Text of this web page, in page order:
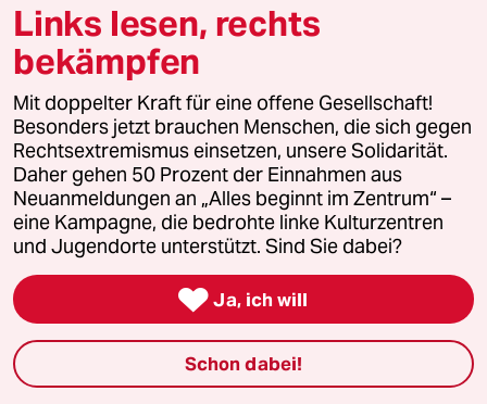
N Niemals
"Fliegen hat keine Zukunft. Trotzdem wäre es
falsch, den Passagieren ein schlechtes
Gewissen einzureden und Flugscham zu
verbreiten. Denn die Konsumenten sind nur
Diener eines höheren Zwecks: Sie müssen
fliegen, um Arbeitsplätze zu sichern. In
oder indirekt bei der kommerziellen Luftfahrt
beschäftigt. Sie haben Kinder, müssen Kredite
abbezahlen oder wollen für die Rente sparen.
Der Abschied vom Fliegen kann daher nur
gelingen, wenn diese Menschen abgesichert
Links lesen, rechts
bekämpfen
Mit doppelter Kraft für eine offene Gesellschaft!
Besonders jetzt brauchen Menschen, die sich gegen
Rechtsextremismus einsetzen, unsere Solidarität.
Daher gehen 50 Prozent der Einnahmen aus
Neuanmeldungen an „Alles beginnt im Zentrum“ –
eine Kampagne, die bedrohte linke Kulturzentren
und Jugendorte unterstützt. Sind Sie dabei?
 Ja, ich will
Schon dabei!